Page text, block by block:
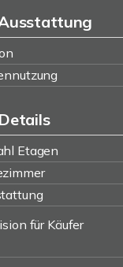
Details
Etagen
für Käufer